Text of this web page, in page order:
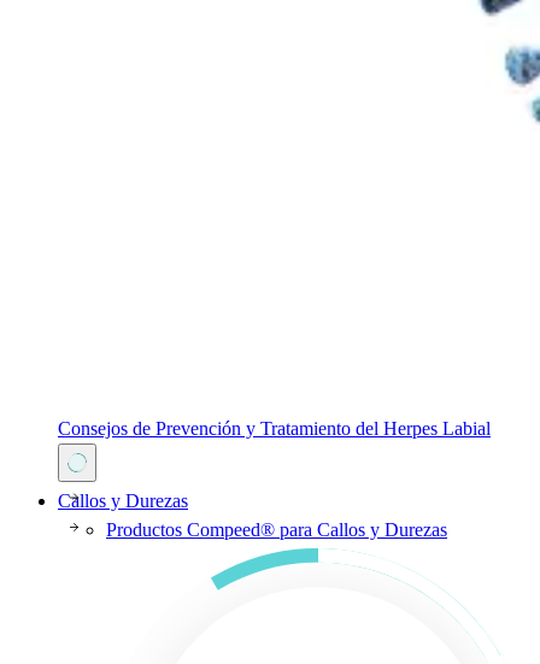
Consejos de Prevención y Tratamiento del Herpes Labial
Callos y Durezas
Productos Compeed® para Callos y Durezas